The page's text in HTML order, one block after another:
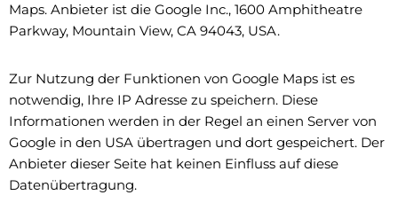
Maps. Anbieter ist die Google Inc., 1600 Amphitheatre
Parkway, Mountain View, CA 94043, USA.
Zur Nutzung der Funktionen von Google Maps ist es
notwendig, Ihre IP Adresse zu speichern. Diese
Informationen werden in der Regel an einen Server von
Google in den USA übertragen und dort gespeichert. Der
Anbieter dieser Seite hat keinen Einfluss auf diese
Datenübertragung.